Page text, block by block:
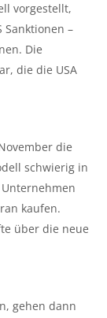
vorgestellt,
Sanktionen –
Die
die die USA
die
schwierig in
kaufen.
über die neue
gehen dann